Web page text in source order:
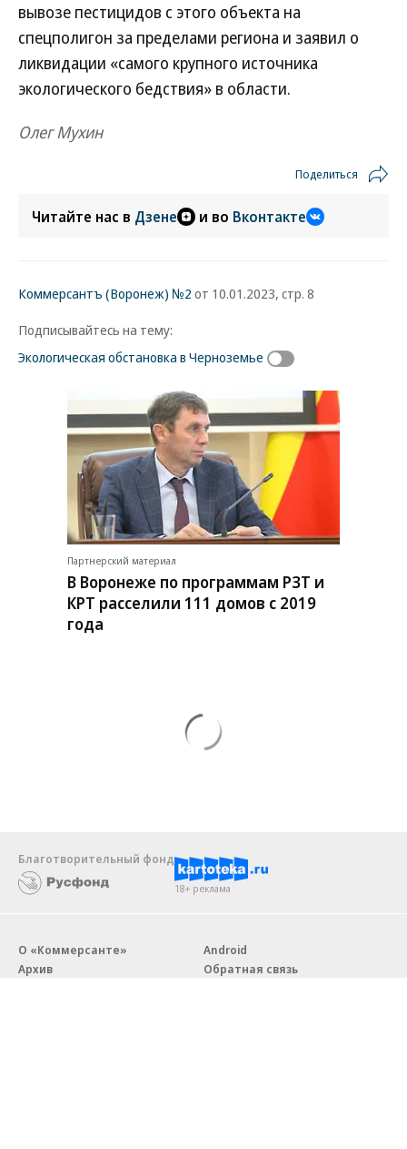
вывозе пестицидов с этого объекта на
спецполигон за пределами региона и заявил о
ликвидации «самого крупного источника
экологического бедствия» в области.
Олег Мухин
Поделиться
Читайте нас в Дзене и во Вконтакте
Коммерсантъ (Воронеж) №2 от 10.01.2023, стр. 8
Подписывайтесь на тему:
Экологическая обстановка в Черноземье
Партнерский материал
В Воронеже по программам РЗТ и
КРТ расселили 111 домов с 2019
года
Благотворительный фонд
18+ реклама
О «Коммерсанте»
Архив
Android
Обратная связь